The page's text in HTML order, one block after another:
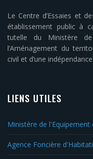
Le Centre d’Essaies et
établissement public à
tutelle du Ministère de
l’Aménagement du
civil et d’une
LIENS UTILES
Ministère de
Agence Foncière